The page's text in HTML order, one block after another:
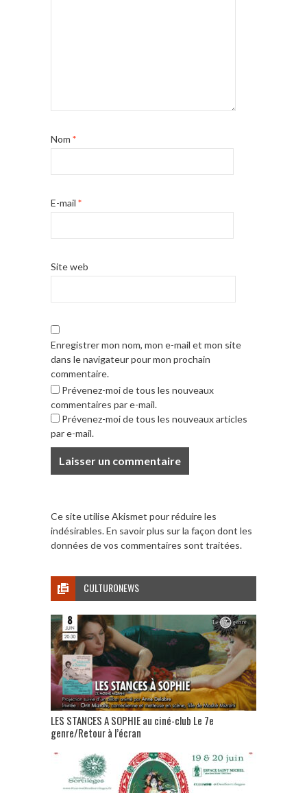
Nom *
E-mail *
Site web
Enregistrer mon nom, mon e-mail et mon site
dans le navigateur pour mon prochain
commentaire.
Prévenez-moi de tous les nouveaux
commentaires par e-mail.
Prévenez-moi de tous les nouveaux articles
par e-mail.
Ce site utilise Akismet pour réduire les
indésirables.En savoir plus sur la façon dont les
données de vos commentaires sont traitées.
CULTURONEWS
LES STANCES A SOPHIE au ciné-club Le 7e
genre/Retour à l’écran